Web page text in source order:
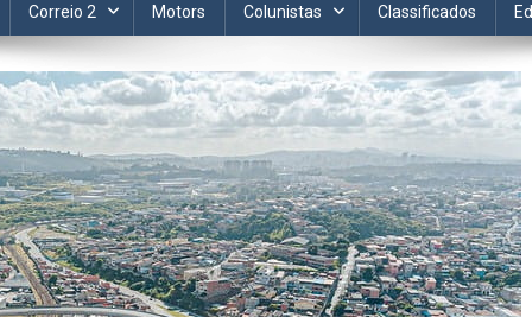
Correio 2 Motors Colunistas Classificados